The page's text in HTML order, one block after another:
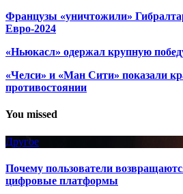
Французы «уничтожили»
Евро-2024
«Ньюкасл» одержал крупную
«Челси» и «Ман Сити» показали
противостоянии
You missed
Другое
Почему пользователи
цифровые платформы